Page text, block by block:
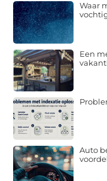
Waar
Een
Auto